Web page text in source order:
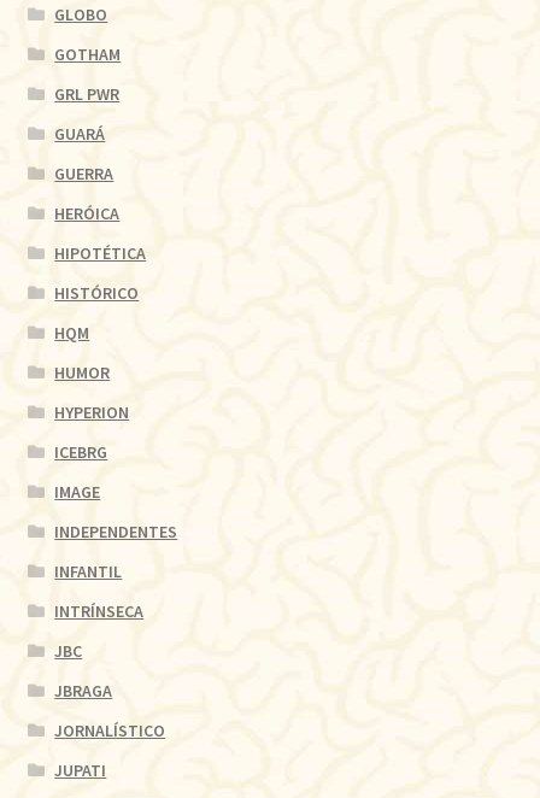
GLOBO
GOTHAM
GRL PWR
GUARÁ
GUERRA
HERÓICA
HIPOTÉTICA
HISTÓRICO
HQM
HUMOR
HYPERION
ICEBRG
IMAGE
INDEPENDENTES
INFANTIL
INTRÍNSECA
JBC
JBRAGA
JORNALÍSTICO
JUPATI